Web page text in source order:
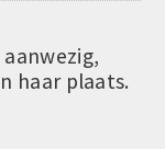
haar plaats.